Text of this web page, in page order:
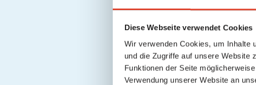
Diese Webseite verwendet Cookies
Wir verwenden Cookies, um Inhalte
und die Zugriffe auf unsere Website
Funktionen der Seite
Verwendung unserer Website an